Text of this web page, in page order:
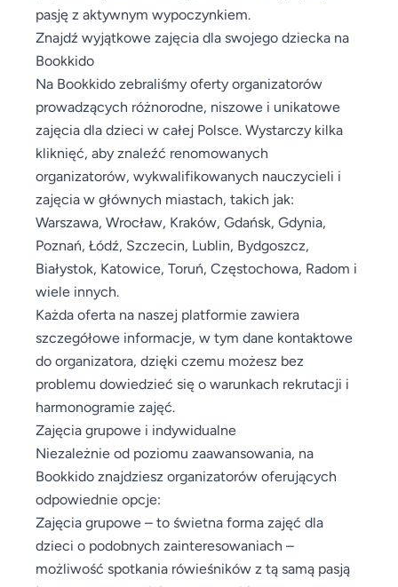
pasję z aktywnym wypoczynkiem.
Znajdź wyjątkowe zajęcia dla swojego dziecka na
Bookkido
Na Bookkido zebraliśmy oferty organizatorów
prowadzących różnorodne, niszowe i unikatowe
zajęcia dla dzieci w całej Polsce. Wystarczy kilka
kliknięć, aby znaleźć renomowanych
organizatorów, wykwalifikowanych nauczycieli i
zajęcia w głównych miastach, takich jak:
Warszawa, Wrocław, Kraków, Gdańsk, Gdynia,
Poznań, Łódź, Szczecin, Lublin, Bydgoszcz,
Białystok, Katowice, Toruń, Częstochowa, Radom i
wiele innych.
Każda oferta na naszej platformie zawiera
szczegółowe informacje, w tym dane kontaktowe
do organizatora, dzięki czemu możesz bez
problemu dowiedzieć się o warunkach rekrutacji i
harmonogramie zajęć.
Zajęcia grupowe i indywidualne
Niezależnie od poziomu zaawansowania, na
Bookkido znajdziesz organizatorów oferujących
odpowiednie opcje:
Zajęcia grupowe – to świetna forma zajęć dla
dzieci o podobnych zainteresowaniach –
możliwość spotkania rówieśników z tą samą pasją